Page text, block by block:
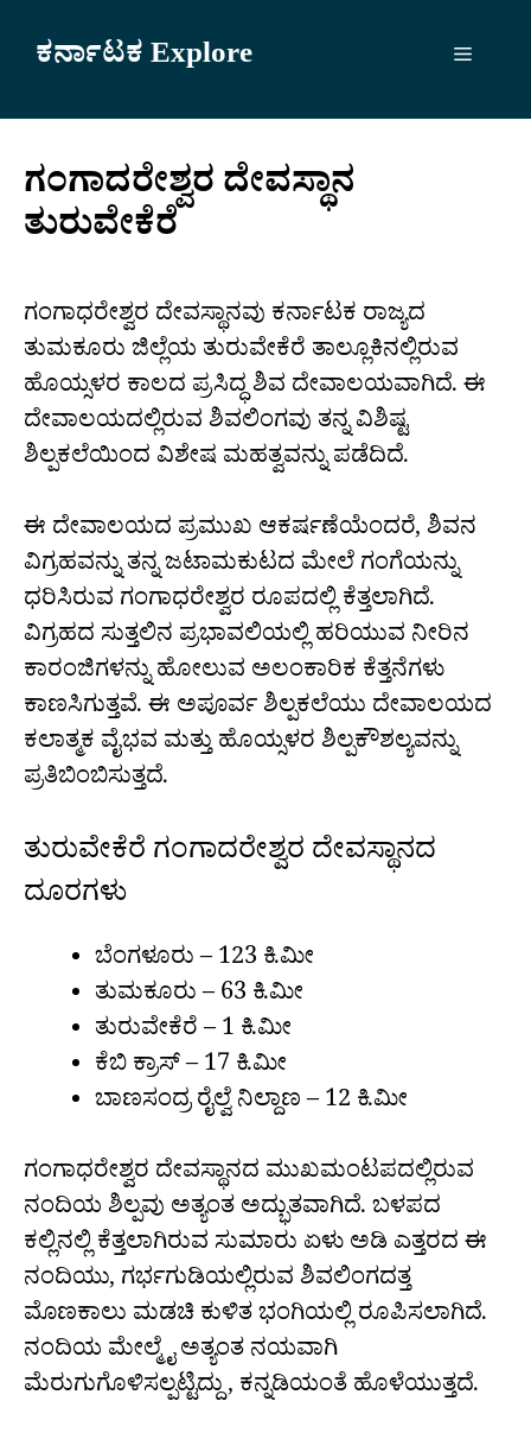
ಕರ್ನಾಟಕ Explore Menu
ಗಂಗಾದರೇಶ್ವರ ದೇವಸ್ಥಾನ
ತುರುವೇಕೆರೆ
ಗಂಗಾಧರೇಶ್ವರ ದೇವಸ್ಥಾನವು ಕರ್ನಾಟಕ ರಾಜ್ಯದ
ತುಮಕೂರು ಜಿಲ್ಲೆಯ ತುರುವೇಕೆರೆ ತಾಲ್ಲೂಕಿನಲ್ಲಿರುವ
ಹೊಯ್ಸಳರ ಕಾಲದ ಪ್ರಸಿದ್ಧ ಶಿವ ದೇವಾಲಯವಾಗಿದೆ. ಈ
ದೇವಾಲಯದಲ್ಲಿರುವ ಶಿವಲಿಂಗವು ತನ್ನ ವಿಶಿಷ್ಟ
ಶಿಲ್ಪಕಲೆಯಿಂದ ವಿಶೇಷ ಮಹತ್ವವನ್ನು ಪಡೆದಿದೆ.
ಈ ದೇವಾಲಯದ ಪ್ರಮುಖ ಆಕರ್ಷಣೆಯೆಂದರೆ, ಶಿವನ
ವಿಗ್ರಹವನ್ನು ತನ್ನ ಜಟಾಮಕುಟದ ಮೇಲೆ ಗಂಗೆಯನ್ನು
ಧರಿಸಿರುವ ಗಂಗಾಧರೇಶ್ವರ ರೂಪದಲ್ಲಿ ಕೆತ್ತಲಾಗಿದೆ.
ವಿಗ್ರಹದ ಸುತ್ತಲಿನ ಪ್ರಭಾವಲಿಯಲ್ಲಿ ಹರಿಯುವ ನೀರಿನ
ಕಾರಂಜಿಗಳನ್ನು ಹೋಲುವ ಅಲಂಕಾರಿಕ ಕೆತ್ತನೆಗಳು
ಕಾಣಸಿಗುತ್ತವೆ. ಈ ಅಪೂರ್ವ ಶಿಲ್ಪಕಲೆಯು ದೇವಾಲಯದ
ಕಲಾತ್ಮಕ ವೈಭವ ಮತ್ತು ಹೊಯ್ಸಳರ ಶಿಲ್ಪಕೌಶಲ್ಯವನ್ನು
ಪ್ರತಿಬಿಂಬಿಸುತ್ತದೆ.
ತುರುವೇಕೆರೆ ಗಂಗಾದರೇಶ್ವರ ದೇವಸ್ಥಾನದ
ದೂರಗಳು
ಬೆಂಗಳೂರು – 123 ಕಿ.ಮೀ
ತುಮಕೂರು – 63 ಕಿ.ಮೀ
ತುರುವೇಕೆರೆ – 1 ಕಿ.ಮೀ
ಕೆಬಿ ಕ್ರಾಸ್ – 17 ಕಿ.ಮೀ
ಬಾಣಸಂದ್ರ ರೈಲ್ವೆ ನಿಲ್ದಾಣ – 12 ಕಿ.ಮೀ
ಗಂಗಾಧರೇಶ್ವರ ದೇವಸ್ಥಾನದ ಮುಖಮಂಟಪದಲ್ಲಿರುವ
ನಂದಿಯ ಶಿಲ್ಪವು ಅತ್ಯಂತ ಅದ್ಭುತವಾಗಿದೆ. ಬಳಪದ
ಕಲ್ಲಿನಲ್ಲಿ ಕೆತ್ತಲಾಗಿರುವ ಸುಮಾರು ಏಳು ಅಡಿ ಎತ್ತರದ ಈ
ನಂದಿಯು, ಗರ್ಭಗುಡಿಯಲ್ಲಿರುವ ಶಿವಲಿಂಗದತ್ತ
ಮೊಣಕಾಲು ಮಡಚಿ ಕುಳಿತ ಭಂಗಿಯಲ್ಲಿ ರೂಪಿಸಲಾಗಿದೆ.
ನಂದಿಯ ಮೇಲ್ಮೈ ಅತ್ಯಂತ ನಯವಾಗಿ
ಮೆರುಗುಗೊಳಿಸಲ್ಪಟ್ಟಿದ್ದು, ಕನ್ನಡಿಯಂತೆ ಹೊಳೆಯುತ್ತದೆ.